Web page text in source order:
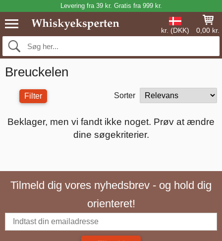
Levering fra 39 kr. Gratis fra 999 kr.
kr. (DKK) 0,00 kr.
Breuckelen
Filter Sorter
Beklager, men vi fandt ikke noget. Prøv at ændre
dine søgekriterier.
Tilmeld dig vores nyhedsbrev - og hold dig
orienteret!